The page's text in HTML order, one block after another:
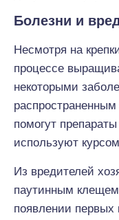
Болезни и
Несмотря на
процессе
некоторыми
помогут
используют
Из вредителей
паутинным
появлении первых